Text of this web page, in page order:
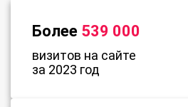
Более 539 000
визитов на сайте
за 2023 год